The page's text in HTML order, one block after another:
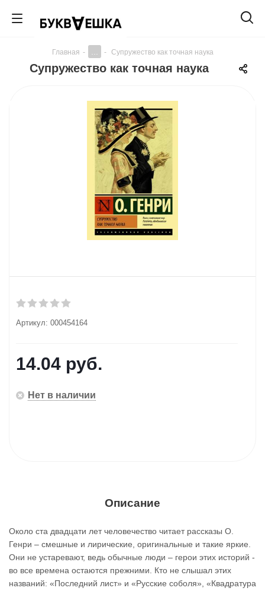
Главная - - Супружество как точная наука
Супружество как точная наука
Артикул: 000454164
14.04 руб.
Нет в наличии
Описание
Около ста двадцати лет человечество читает рассказы О.
Генри – смешные и лирические, оригинальные и такие яркие.
Они не устаревают, ведь обычные люди – герои этих историй -
во все времена остаются прежними. Кто не слышал этих
названий: «Последний лист» и «Русские соболя», «Квадратура